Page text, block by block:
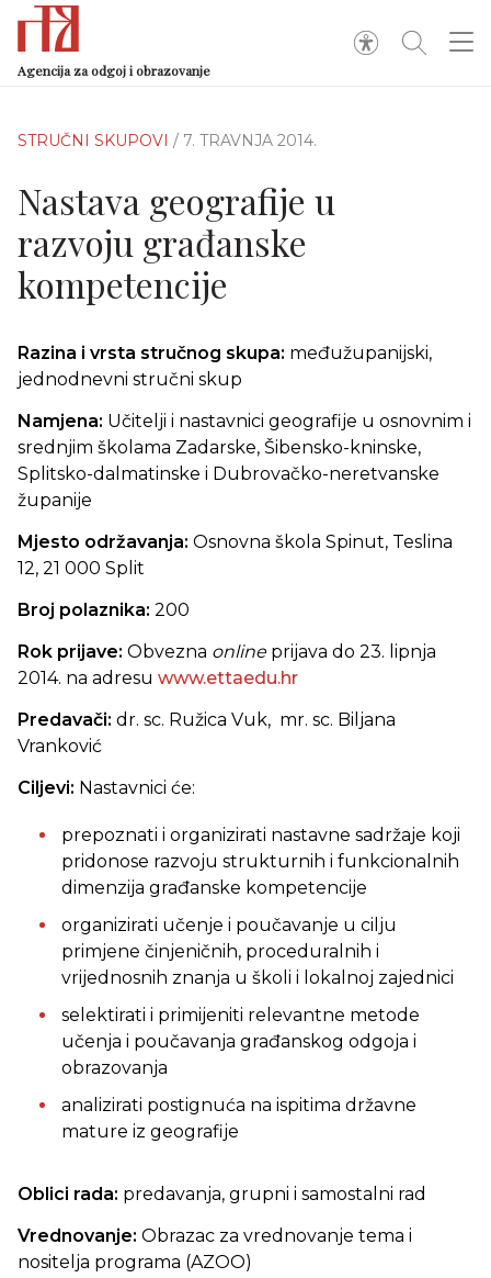
Agencija za odgoj i obrazovanje
STRUČNI SKUPOVI / 7. TRAVNJA 2014.
Nastava geografije u
razvoju građanske
kompetencije
Razina i vrsta stručnog skupa: međužupanijski,
jednodnevni stručni skup
Namjena: Učitelji i nastavnici geografije u osnovnim i
srednjim školama Zadarske, Šibensko-kninske,
Splitsko-dalmatinske i Dubrovačko-neretvanske
županije
Mjesto održavanja: Osnovna škola Spinut, Teslina
12, 21 000 Split
Broj polaznika: 200
Rok prijave: Obvezna onlineprijava do 23. lipnja
2014. na adresu www.ettaedu.hr
Predavači: dr. sc. Ružica Vuk, mr. sc. Biljana
Vranković
Ciljevi: Nastavnici će:
prepoznati i organizirati nastavne sadržaje koji
pridonose razvoju strukturnih i funkcionalnih
dimenzija građanske kompetencije
organizirati učenje i poučavanje u cilju
primjene činjeničnih, proceduralnih i
vrijednosnih znanja u školi i lokalnoj zajednici
selektirati i primijeniti relevantne metode
učenja i poučavanja građanskog odgoja i
obrazovanja
analizirati postignuća na ispitima državne
mature iz geografije
Oblici rada: predavanja, grupni i samostalni rad
Vrednovanje: Obrazac za vrednovanje tema i
nositelja programa (AZOO)